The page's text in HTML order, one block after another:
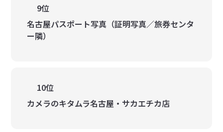
9位
名古屋パスポート写真（証明写真／旅券センタ
ー隣）
10位
カメラのキタムラ名古屋・サカエチカ店